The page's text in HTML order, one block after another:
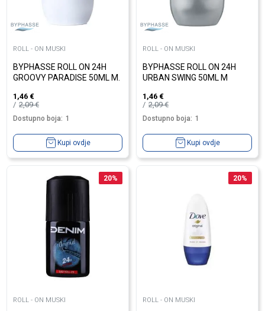
ROLL - ON MUSKI
BYPHASSE ROLL ON 24H
GROOVY PARADISE 50ML M.
1,46 €
2,09€
Dostupno boja: 1
Kupi ovdje
ROLL - ON MUSKI
BYPHASSE ROLL ON 24H
URBAN SWING 50ML M
1,46 €
2,09€
Dostupno boja: 1
Kupi ovdje
20%
ROLL - ON MUSKI
20%
ROLL - ON MUSKI